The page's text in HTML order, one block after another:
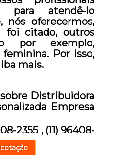
para atendê-lo
nós oferecermos,
foi citado, outros
por exemplo,
Por isso,
mais.
Distribuidora
Empresa
2355 , (11) 96408-